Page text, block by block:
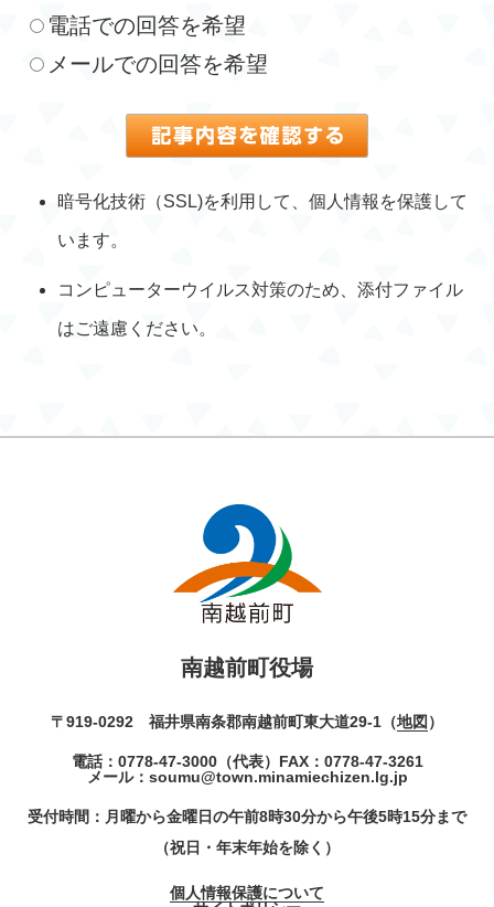
電話での回答を希望
メールでの回答を希望
暗号化技術（SSL)を利用して、個人情報を保護して
います。
コンピューターウイルス対策のため、添付ファイル
はご遠慮ください。
南越前町役場
〒919-0292 福井県南条郡南越前町東大道29-1（地図 ）
電話： 0778-47-3000（代表） FAX：0778-47-3261
メール： soumu@town.minamiechizen.lg.jp
受付時間：月曜から金曜日の午前8時30分から午後5時15分まで
（祝日・年末年始を除く）
個人情報保護について